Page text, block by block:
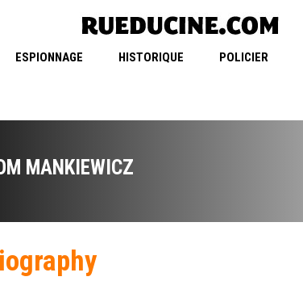
ESPIONNAGE HISTORIQUE POLICIER
MANKIEWICZ